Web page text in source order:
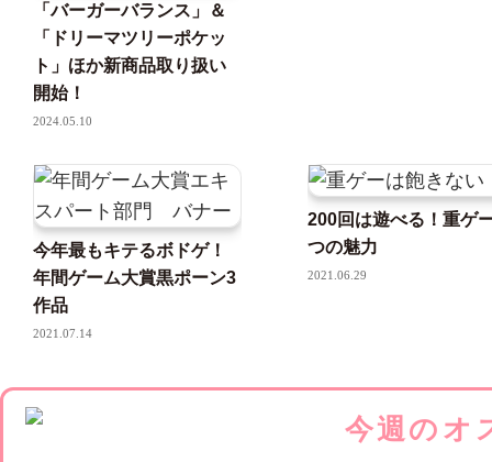
「バーガーバランス」＆
「ドリーマツリーポケッ
ト」ほか新商品取り扱い
開始！
2024.05.10
今年最もキテるボドゲ！
年間ゲーム大賞黒ポーン3
作品
2021.07.14
200回は遊べる！重ゲ
つの魅力
2021.06.29